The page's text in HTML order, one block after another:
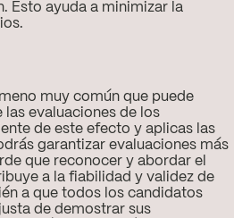
Esto ayuda a minimizar la
muy común que puede
evaluaciones de los
de este efecto y aplicas las
garantizar evaluaciones más
que reconocer y abordar el
a la fiabilidad y validez de
a que todos los candidatos
de demostrar sus